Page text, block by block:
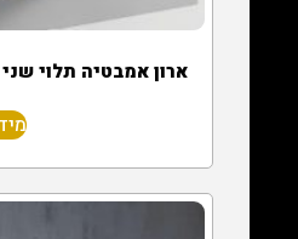
ארון אמבטיה תלוי